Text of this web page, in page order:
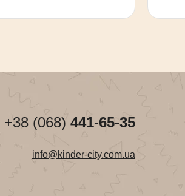
+38 (068) 441-65-35
info@kinder-city.com.ua